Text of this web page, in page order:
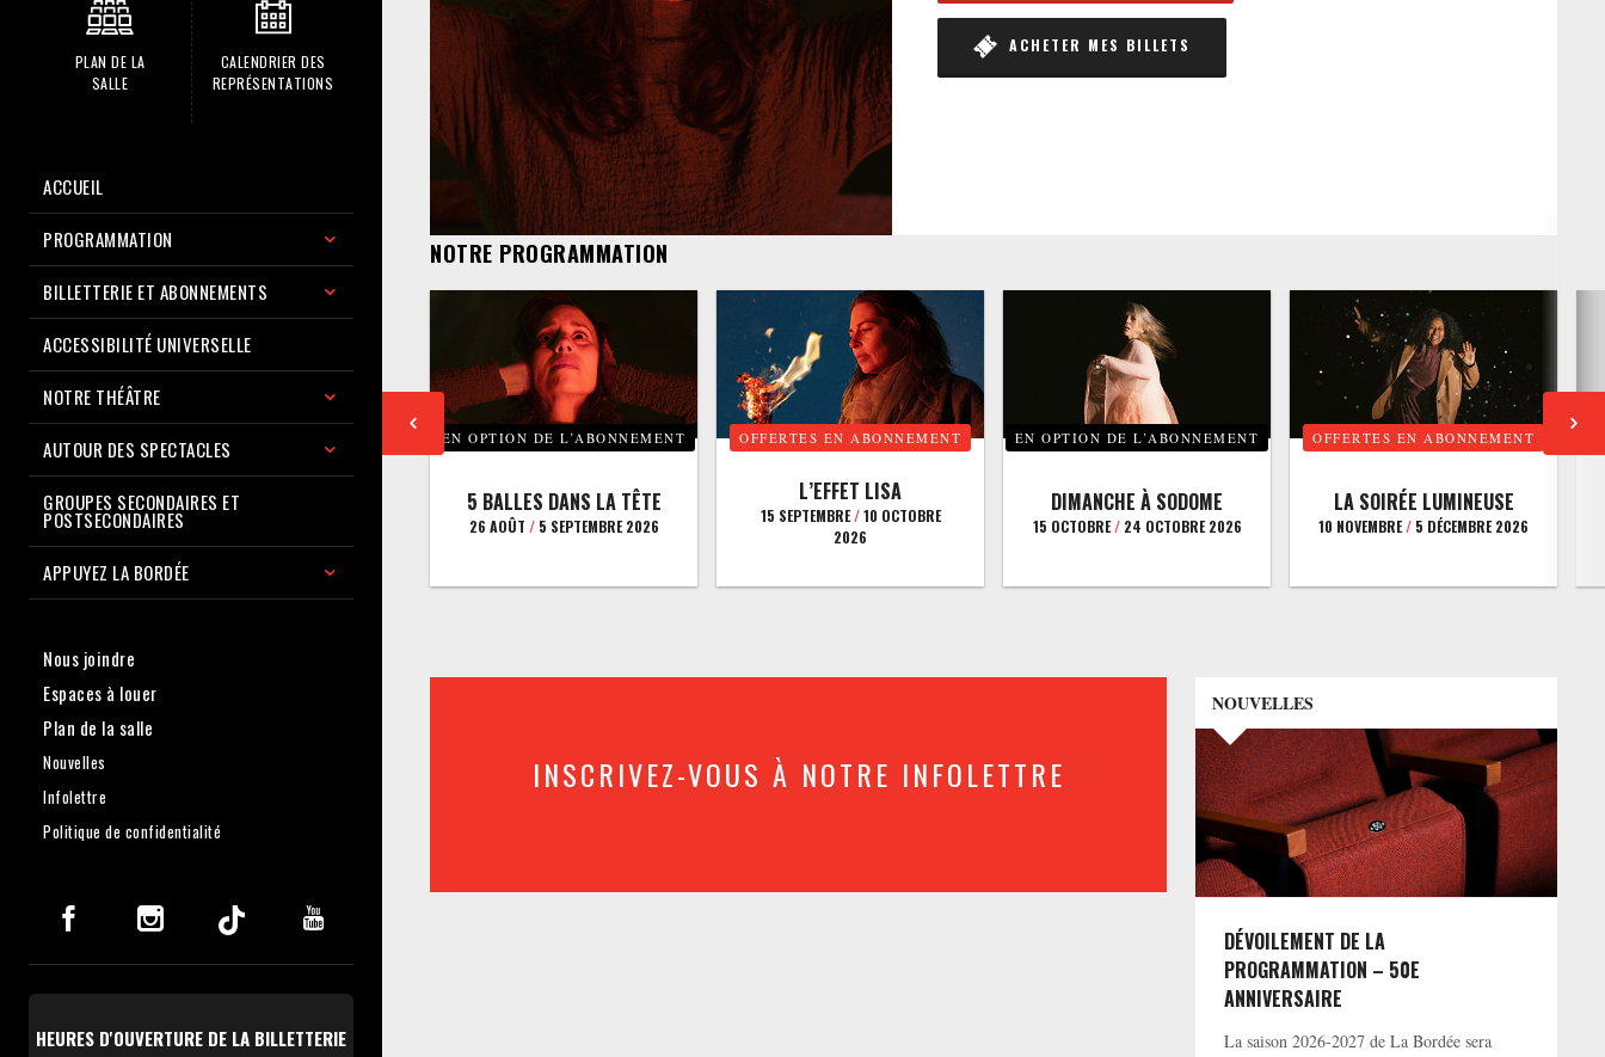
PLAN DE LA
SALLE
CALENDRIER DES
REPRÉSENTATIONS
ACCUEIL
PROGRAMMATION
BILLETTERIE ET ABONNEMENTS
ACCESSIBILITÉ UNIVERSELLE
NOTRE THÉÂTRE
AUTOUR DES SPECTACLES
GROUPES SECONDAIRES ET
POSTSECONDAIRES
APPUYEZ LA BORDÉE
Nous joindre
Espaces à louer
Plan de la salle
Nouvelles
Infolettre
Politique de confidentialité
HEURES D'OUVERTURE DE LA BILLETTERIE
ACHETER MES BILLETS
NOTRE PROGRAMMATION
EN OPTION DE L’ABONNEMENT
5 BALLES DANS LA TÊTE
26 AOÛT /5 SEPTEMBRE 2026
OFFERTES EN ABONNEMENT
L’EFFET LISA
15 SEPTEMBRE/10 OCTOBRE
2026
EN OPTION DE L’ABONNEMENT
DIMANCHE À SODOME
15 OCTOBRE/24 OCTOBRE 2026
OFFERTES EN ABONNEMENT
LA SOIRÉE LUMINEUSE
10 NOVEMBRE/ 5 DÉCEMBRE 2026
INSCRIVEZ-VOUS À NOTRE INFOLETTRE
NOUVELLES
DÉVOILEMENT DE LA
PROGRAMMATION – 50E
ANNIVERSAIRE
La saison 2026-2027 de La Bordée sera